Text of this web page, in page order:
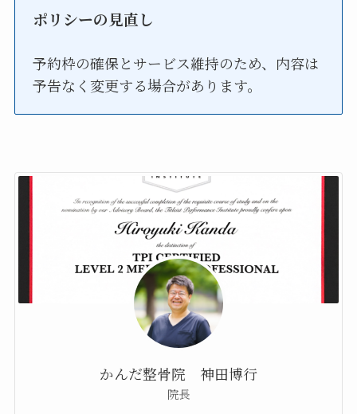
ポリシーの見直し
予約枠の確保とサービス維持のため、内容は
予告なく変更する場合があります。
かんだ整骨院 神田博行
院長